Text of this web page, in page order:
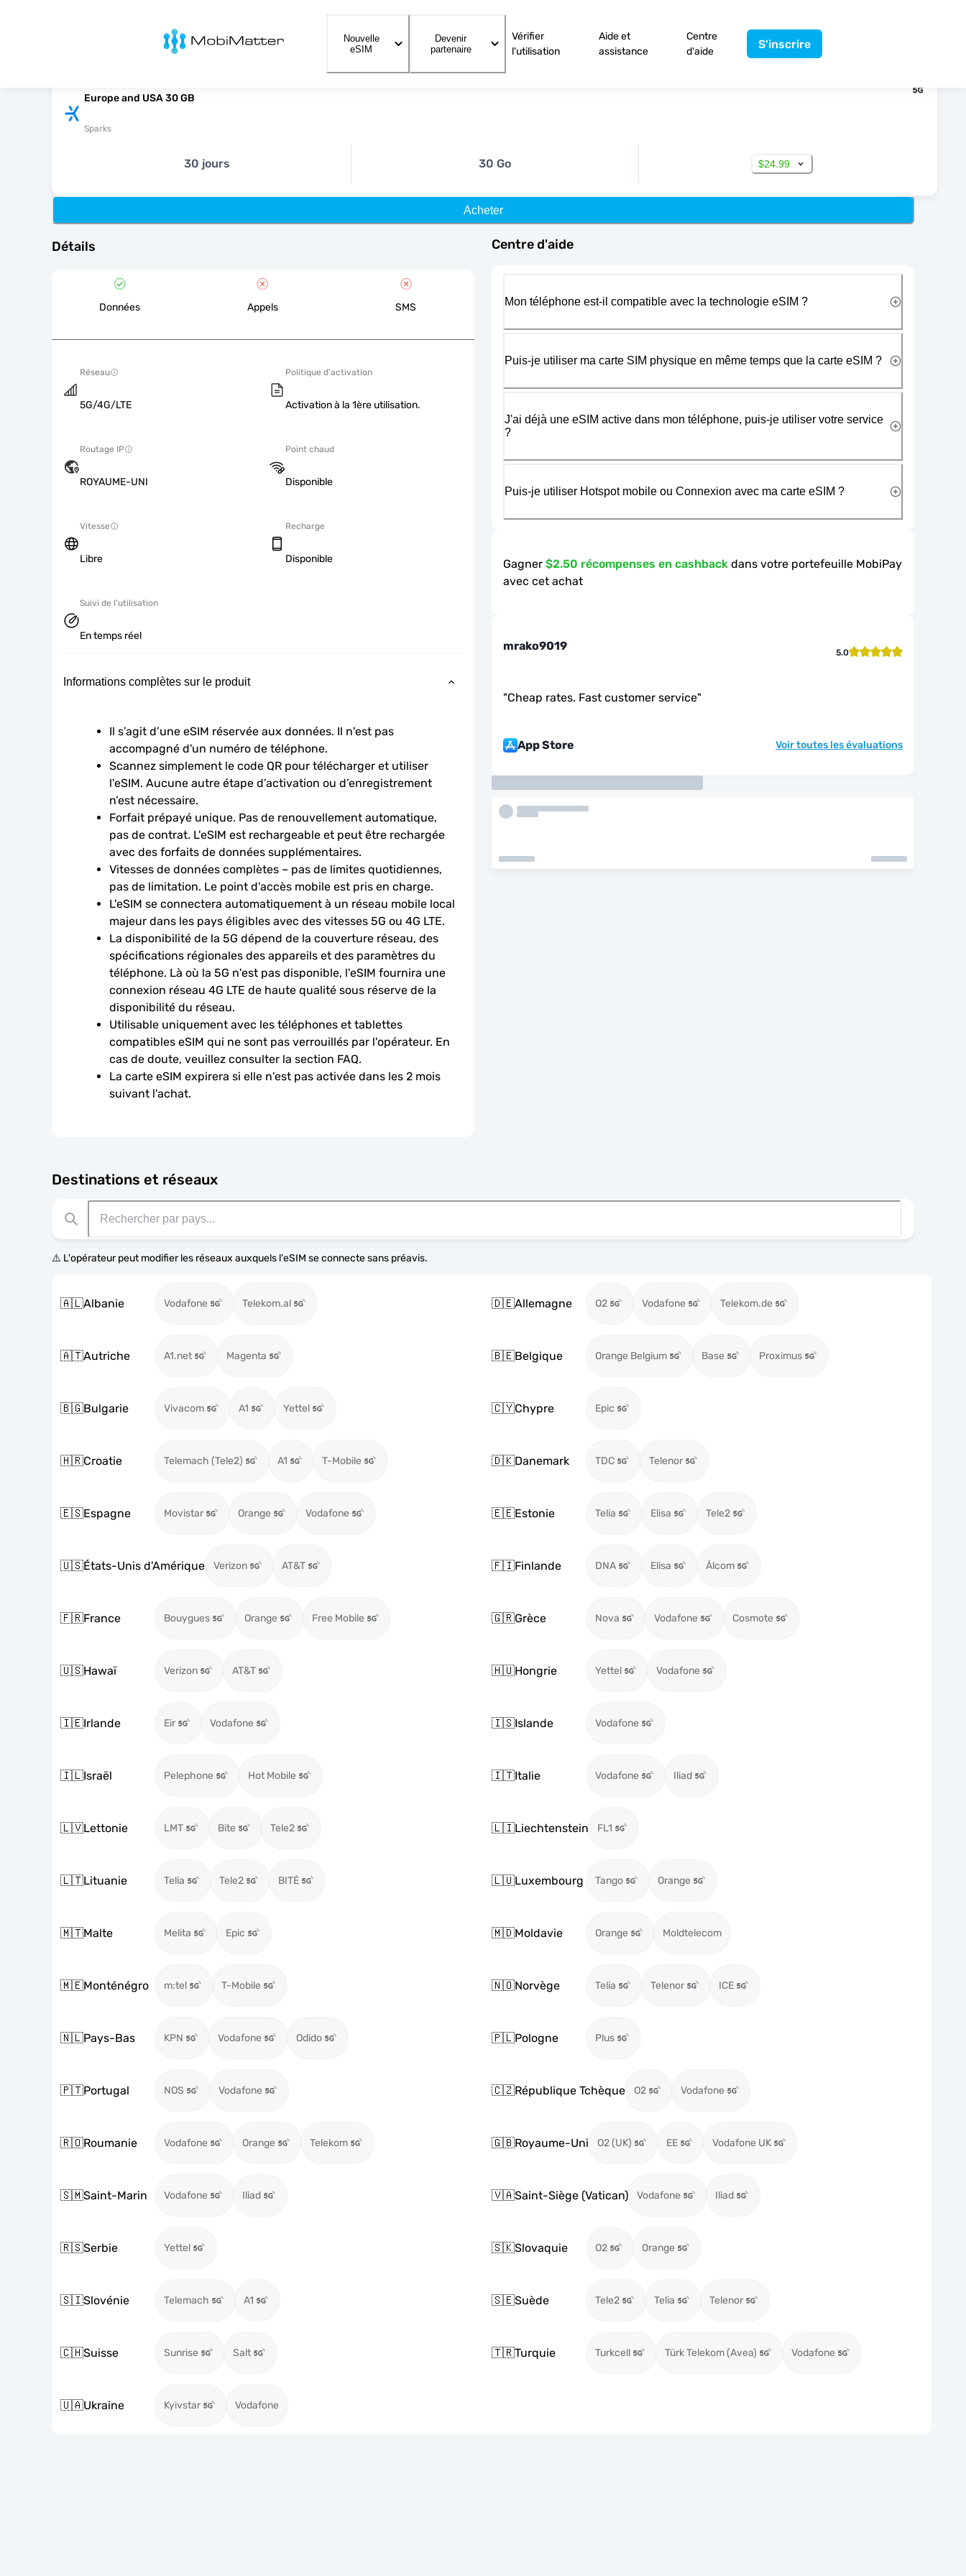
MobiMatter
Nouvelle
eSIM
Devenir
partenaire
Vérifier
l'utilisation
Aide et
assistance
Centre
d'aide
S'inscrire
Europe and USA 30 GB
Sparks
30 jours 30 Go $24.99
Acheter
Détails
Données Appels SMS
Réseau
5G/4G/LTE
Politique d'activation
Activation à la 1ère utilisation.
Routage IP
ROYAUME-UNI
Point chaud
Disponible
Vitesse
Libre
Recharge
Disponible
Suivi de l'utilisation
En temps réel
Informations complètes sur le produit
Il s’agit d’une eSIM réservée aux données. Il n'est pas
accompagné d'un numéro de téléphone.
Scannez simplement le code QR pour télécharger et utiliser
l'eSIM. Aucune autre étape d’activation ou d’enregistrement
n’est nécessaire.
Forfait prépayé unique. Pas de renouvellement automatique,
pas de contrat. L'eSIM est rechargeable et peut être rechargée
avec des forfaits de données supplémentaires.
Vitesses de données complètes – pas de limites quotidiennes,
pas de limitation. Le point d'accès mobile est pris en charge.
L'eSIM se connectera automatiquement à un réseau mobile local
majeur dans les pays éligibles avec des vitesses 5G ou 4G LTE.
La disponibilité de la 5G dépend de la couverture réseau, des
spécifications régionales des appareils et des paramètres du
téléphone. Là où la 5G n'est pas disponible, l'eSIM fournira une
connexion réseau 4G LTE de haute qualité sous réserve de la
disponibilité du réseau.
Utilisable uniquement avec les téléphones et tablettes
compatibles eSIM qui ne sont pas verrouillés par l'opérateur. En
cas de doute, veuillez consulter la section FAQ.
La carte eSIM expirera si elle n'est pas activée dans les 2 mois
suivant l'achat.
Destinations et réseaux
⚠️ L'opérateur peut modifier les réseaux auxquels l'eSIM se connecte sans préavis.
🇦🇱Albanie Vodafone Telekom.al 🇩🇪Allemagne O2 Vodafone Telekom.de
🇦🇹Autriche A1.net Magenta 🇧🇪Belgique Orange Belgium Base Proximus
🇧🇬Bulgarie Vivacom A1 Yettel 🇨🇾Chypre Epic
🇭🇷Croatie Telemach (Tele2) A1 T-Mobile 🇩🇰Danemark TDC Telenor
🇪🇸Espagne Movistar Orange Vodafone 🇪🇪Estonie Telia Elisa Tele2
🇺🇸États-Unis d'Amérique Verizon AT&T 🇫🇮Finlande DNA Elisa Ålcom
🇫🇷France Bouygues Orange Free Mobile 🇬🇷Grèce Nova Vodafone Cosmote
🇺🇸Hawaï Verizon AT&T 🇭🇺Hongrie Yettel Vodafone
🇮🇪Irlande Eir Vodafone 🇮🇸Islande Vodafone
🇮🇱Israël Pelephone Hot Mobile 🇮🇹Italie Vodafone Iliad
🇱🇻Lettonie LMT Bite Tele2 🇱🇮Liechtenstein FL1
🇱🇹Lituanie Telia Tele2 BITĖ 🇱🇺Luxembourg Tango Orange
🇲🇹Malte Melita Epic 🇲🇩Moldavie Orange Moldtelecom
🇲🇪Monténégro m:tel T-Mobile 🇳🇴Norvège Telia Telenor ICE
🇳🇱Pays-Bas KPN Vodafone Odido 🇵🇱Pologne Plus
🇵🇹Portugal NOS Vodafone 🇨🇿République Tchèque O2 Vodafone
🇷🇴Roumanie Vodafone Orange Telekom 🇬🇧Royaume-Uni O2 (UK) EE Vodafone UK
🇸🇲Saint-Marin Vodafone Iliad 🇻🇦Saint-Siège (Vatican) Vodafone Iliad
🇷🇸Serbie Yettel 🇸🇰Slovaquie O2 Orange
🇸🇮Slovénie Telemach A1 🇸🇪Suède Tele2 Telia Telenor
🇨🇭Suisse Sunrise Salt 🇹🇷Turquie Turkcell Türk Telekom (Avea) Vodafone
🇺🇦Ukraine Kyivstar Vodafone
Centre d'aide
Mon téléphone est-il compatible avec la technologie eSIM ?
Puis-je utiliser ma carte SIM physique en même temps que la carte eSIM ?
J'ai déjà une eSIM active dans mon téléphone, puis-je utiliser votre service
?
Puis-je utiliser Hotspot mobile ou Connexion avec ma carte eSIM ?
Gagner $2.50 récompenses en cashback dans votre portefeuille MobiPay
avec cet achat
mrako9019 5.0
"Cheap rates. Fast customer service"
App Store Voir toutes les évaluations